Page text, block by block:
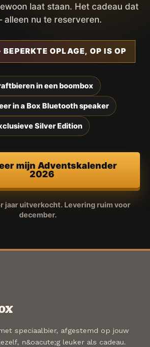
laat staan. Het cadeau dat
nu te reserveren.
BEPERKTE OPLAGE, OP IS OP
in een boombox
in a Box Bluetooth speaker
Silver Edition
mijn Adventskalender
2026
jaar uitverkocht. Levering ruim voor
december.
speciaalbier, afgestemd op jouw
n&oacute;g leuker als cadeau.